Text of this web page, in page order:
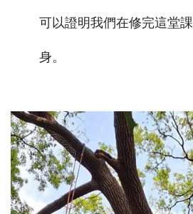
可以證明我們在修完這堂
身。